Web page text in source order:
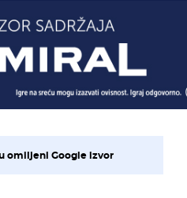
omiljeni Google izvor